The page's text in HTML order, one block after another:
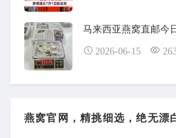
马来西亚燕窝直邮今
2026-06-15
燕窝官网，精挑细选，绝无漂